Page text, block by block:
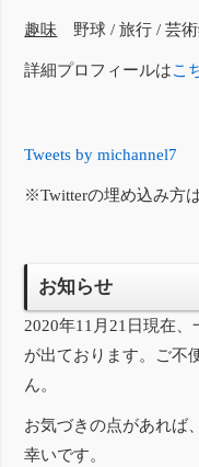
趣味 野球 / 旅行 / 芸
詳細プロフィールはこ
Tweets by michannel7
※Twitterの埋め込み方
お知らせ
2020年11月21日現在
が出ております。ご不
ん。
お気づきの点があれば、
幸いです。